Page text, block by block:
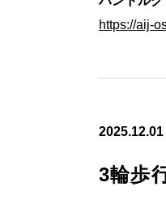
https://aij-
2025.12.01
3輪歩